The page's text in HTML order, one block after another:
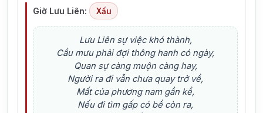
Giờ Lưu Liên: Xấu
Lưu Liên sự việc khó thành,
Cầu mưu phải đợi thông hanh có ngày,
Quan sự càng muộn càng hay,
Người ra đi vẫn chưa quay trở về,
Mất của phương nam gần kề,
Nếu đi tìm gấp có bề còn ra,